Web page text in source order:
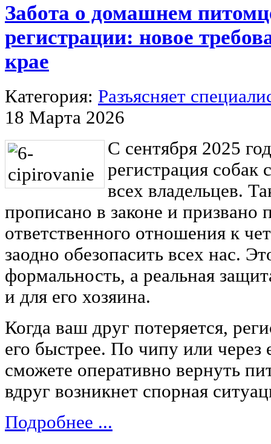
Забота о домашнем
регистрации: новое
крае
Категория: Разъясняет
18 Марта 2026
С сентября 2025
регистрация собак
всех владельцев.
прописано в законе и призвано
ответственного отношения к
заодно обезопасить всех нас.
формальность, а реальная
и для его хозяина.
Когда ваш друг потеряется,
его быстрее. По чипу или
сможете оперативно вернуть
вдруг возникнет спорная
Подробнее ...